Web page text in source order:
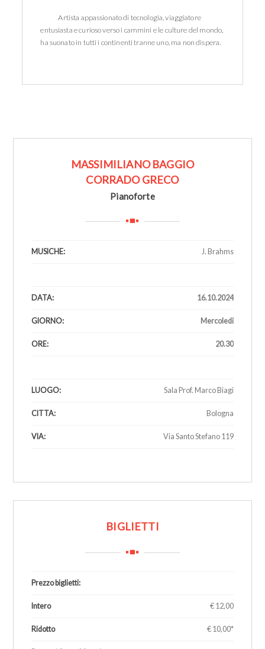
Artista appassionato di tecnologia, viaggiatore
entusiasta e curioso verso i cammini e le culture del mondo,
ha suonato in tutti i continenti tranne uno, ma non dispera.
MASSIMILIANO BAGGIO
CORRADO GRECO
Pianoforte
MUSICHE: J. Brahms
DATA: 16.10.2024
GIORNO: Mercoledi
ORE: 20.30
LUOGO: Sala Prof. Marco Biagi
CITTA: Bologna
VIA: Via Santo Stefano 119
BIGLIETTI
Prezzo biglietti:
Intero € 12,00
Ridotto € 10,00*